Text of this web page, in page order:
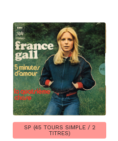
SP (45 TOURS SIMPLE / 2
TITRES)